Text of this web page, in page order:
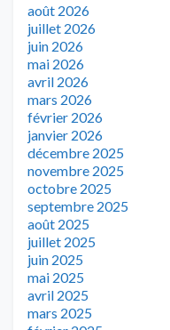
août 2026
juillet 2026
juin 2026
mai 2026
avril 2026
mars 2026
février 2026
janvier 2026
décembre 2025
novembre 2025
octobre 2025
septembre 2025
août 2025
juillet 2025
juin 2025
mai 2025
avril 2025
mars 2025